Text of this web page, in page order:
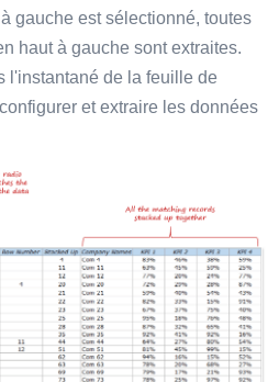
gauche est sélectionné, toutes
haut à gauche sont extraites.
l'instantané de la feuille de
et extraire les données